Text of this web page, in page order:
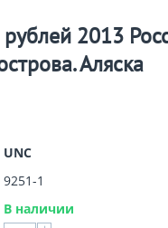
2013
Аляска
UNC
9251-1
В наличии